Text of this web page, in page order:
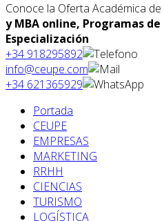
Conoce la Oferta Académica
y MBA online, Programas
Especialización
+34 918295892
info@ceupe.com
+34 621365929
Portada
CEUPE
EMPRESAS
MARKETING
RRHH
CIENCIAS
TURISMO
LOGÍSTICA